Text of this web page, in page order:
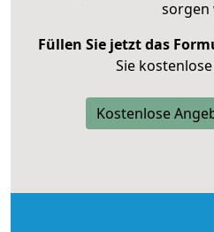
sorgen
Füllen Sie jetzt das
Sie
Kostenlose